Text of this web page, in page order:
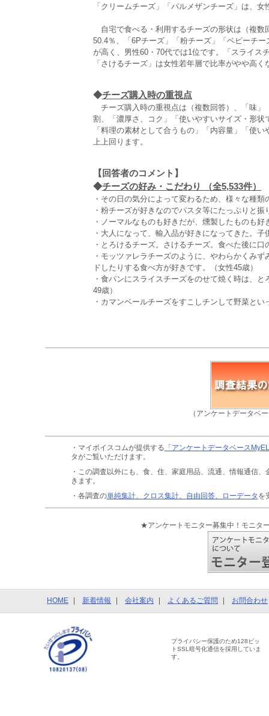
「クリームチーズ」「パルメザンチーズ」は、
自宅で食べる・利用するチーズの形状は（複数
50.4％、「6Pチーズ」「粉チーズ」「ベビーチ
が高く、男性60・70代では1位です。「スライス
「さけるチーズ」は女性若年層で比率がやや高く
◆チーズ購入時の重視点
チーズ購入時の重視点は（複数回答）、「味」
割、「濃厚さ、コク」「使いやすいサイズ・形
「料理の素材として合うもの」「内容量」「使
上上回ります。
【回答者のコメント】
◆チーズの好み・こだわり （全5,533件）
・その日の気分によって変わるため、様々な種
・粉チーズが好きなのでパスタ等にたっぷりと
・ノーマルなものも好きだが、燻製したものも好
・大人になって、輸入品が好きになってきた。
・とろけるチーズ。さけるチーズ。食べた後に
・モッツァレラチーズのように、やわらかくみ
ドしたりする食べ方が好きです。（女性45歳）
・食パンにスライスチーズをのせて焼く時は、
49歳）
・カマンベールチーズをすこしチンして野菜と
（アンケートデータベ
・マイボイスコムが提供する 「アンケートデータベース
タがご覧いただけます。
・この調査以外にも、食、住、家庭用品、流通、情報通信、
きます。
・各調査の単純集計、クロス集計、自由回答、ローデータ を
★アンケートモニター募集中！モニタ
HOME 新着情報 会社案内 よくあるご質問 お問合わせ
プライバシー保護のため128ビッ
トSSL暗号化通信を採用していま
す。